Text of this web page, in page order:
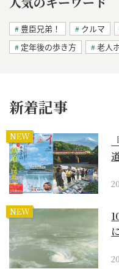
豊臣兄弟！ クルマ
定年後の歩き方
老人
新着記事
NEW
NEW